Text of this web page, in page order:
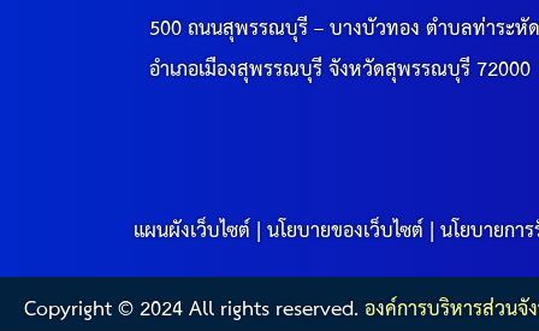
500 ถนนสุพรรณบุรี – บางบัวทอง ตำบลท่าระหั
อำเภอเมืองสุพรรณบุรี จังหวัดสุพรรณบุรี 72000
แผนผังเว็บไซต์|นโยบายของเว็บไซต์|นโยบายกา
Copyright © 2024 All rights reserved.องค์การบริหารส่วน